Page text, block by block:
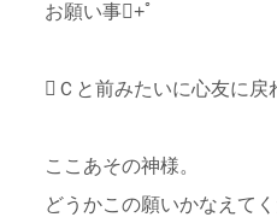
お願い事+ﾟ
Ｃと前みたいに心友に戻
ここあその神様。
どうかこの願いかなえてく